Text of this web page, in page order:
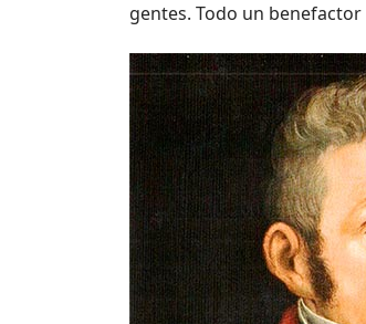
gentes. Todo un benefactor